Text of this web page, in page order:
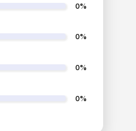
0%
0%
0%
0%